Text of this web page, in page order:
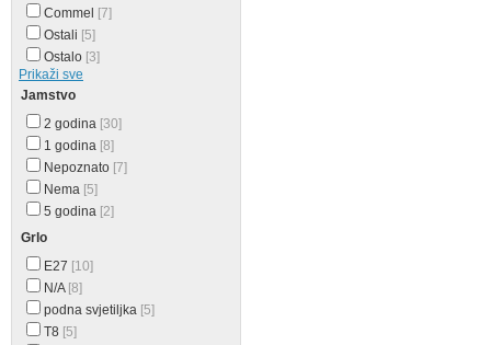
Commel
[7]
Ostali [5]
Ostalo [3]
Prikaži sve
Jamstvo
2 godina [30]
1 godina [8]
Nepoznato [7]
Nema [5]
5 godina [2]
Grlo
E27 [10]
N/A [8]
podna svjetiljka [5]
T8 [5]